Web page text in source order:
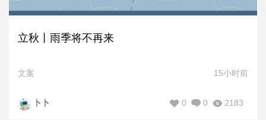
立秋丨雨季将不再来
文案 15小时前
卜卜 2183
0
0